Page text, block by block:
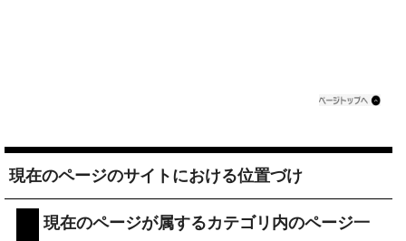
現在のページのサイトにおける位置づけ
現在のページが属するカテゴリ内のページ一